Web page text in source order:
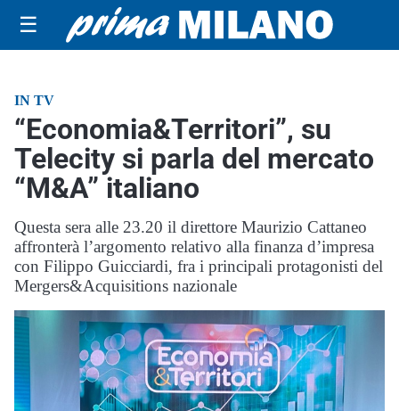
☰
IN TV
“Economia&Territori”, su
Telecity si parla del mercato
“M&A” italiano
Questa sera alle 23.20 il direttore Maurizio Cattaneo
affronterà l’argomento relativo alla finanza d’impresa
con Filippo Guicciardi, fra i principali protagonisti del
Mergers&Acquisitions nazionale